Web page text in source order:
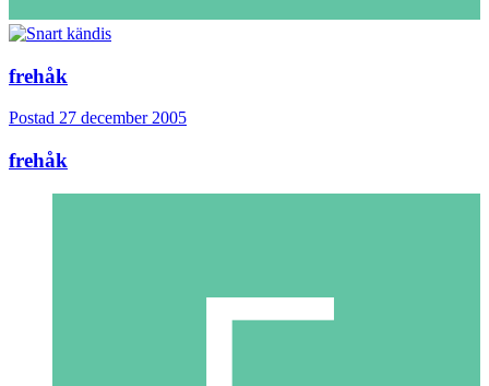
frehåk
Postad 27 december 2005
frehåk